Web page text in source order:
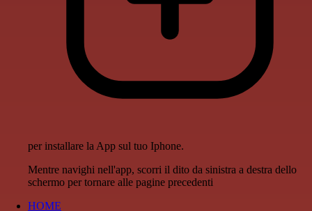
per installare la App sul tuo Iphone.
Mentre navighi nell'app, scorri il dito da sinistra a destra dello
schermo per tornare alle pagine precedenti
HOME